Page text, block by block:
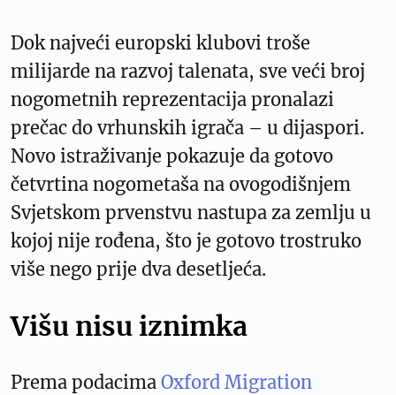
Dok najveći europski klubovi troše
milijarde na razvoj talenata, sve veći broj
nogometnih reprezentacija pronalazi
prečac do vrhunskih igrača – u dijaspori.
Novo istraživanje pokazuje da gotovo
četvrtina nogometaša na ovogodišnjem
Svjetskom prvenstvu nastupa za zemlju u
kojoj nije rođena, što je gotovo trostruko
više nego prije dva desetljeća.
Višu nisu iznimka
Prema podacima Oxford Migration